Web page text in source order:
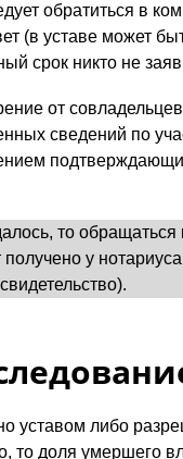
обратиться в
(в уставе может
срок никто не
от
сведений по
то
у
уставом либо
то доля умершего